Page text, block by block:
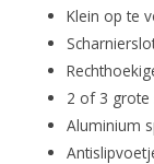
Klein op te
2 of 3 grote
Aluminium